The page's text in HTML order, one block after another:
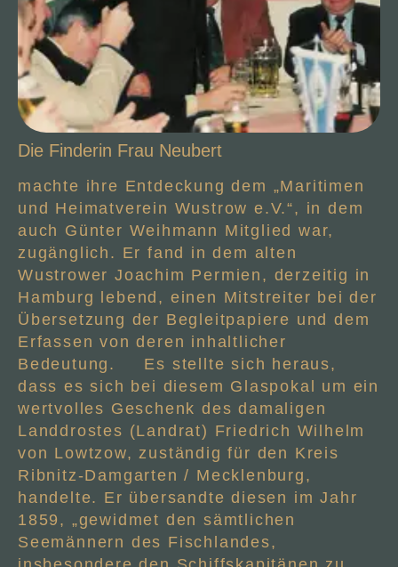
Die Finderin Frau Neubert
machte ihre Entdeckung dem „Maritimen
und Heimatverein Wustrow e.V.“, in dem
auch Günter Weihmann Mitglied war,
zugänglich. Er fand in dem alten
Wustrower Joachim Permien, derzeitig in
Hamburg lebend, einen Mitstreiter bei der
Übersetzung der Begleitpapiere und dem
Erfassen von deren inhaltlicher
Bedeutung. Es stellte sich heraus,
dass es sich bei diesem Glaspokal um ein
wertvolles Geschenk des damaligen
Landdrostes (Landrat) Friedrich Wilhelm
von Lowtzow, zuständig für den Kreis
Ribnitz-Damgarten / Mecklenburg,
handelte. Er übersandte diesen im Jahr
1859, „gewidmet den sämtlichen
Seemännern des Fischlandes,